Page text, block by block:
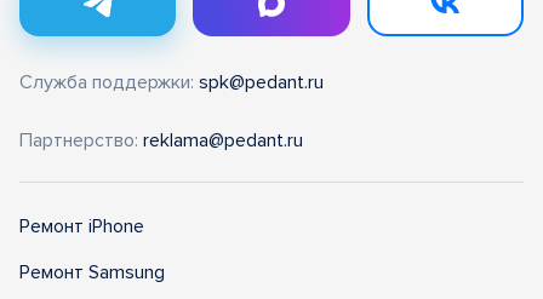
Служба поддержки: spk@pedant.ru
Партнерство: reklama@pedant.ru
Ремонт iPhone
Ремонт Samsung